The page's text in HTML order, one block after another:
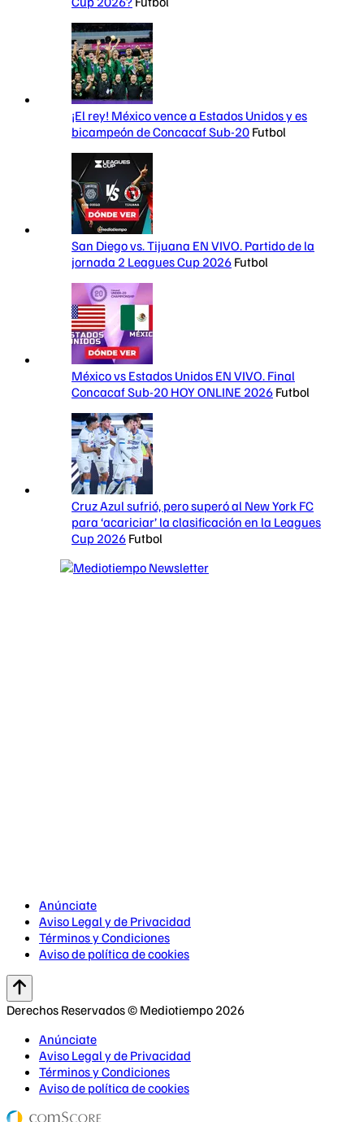
¡El rey! México vence a Estados Unidos y es
bicampeón de Concacaf Sub-20 Futbol
San Diego vs. Tijuana EN VIVO. Partido de la
jornada 2 Leagues Cup 2026 Futbol
México vs Estados Unidos EN VIVO. Final
Concacaf Sub-20 HOY ONLINE 2026 Futbol
Cruz Azul sufrió, pero superó al New York FC
para ‘acariciar’ la clasificación en la Leagues
Cup 2026 Futbol
Anúnciate
Aviso Legal y de Privacidad
Términos y Condiciones
Aviso de política de cookies
Derechos Reservados © Mediotiempo 2026
Anúnciate
Aviso Legal y de Privacidad
Términos y Condiciones
Aviso de política de cookies